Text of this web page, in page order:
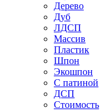
Дерево
Дуб
ЛДСП
Массив
Пластик
Шпон
Экошпон
С патиной
ДСП
Стоимость